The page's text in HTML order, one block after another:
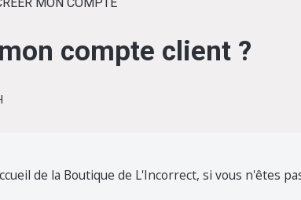
compte client ?
de la Boutique de L'Incorrect, si vous n'êtes